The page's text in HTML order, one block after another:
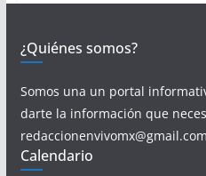
¿Quiénes somos?
Somos una un portal
darte la información que
redaccionenvivomx@gmail.com
Calendario